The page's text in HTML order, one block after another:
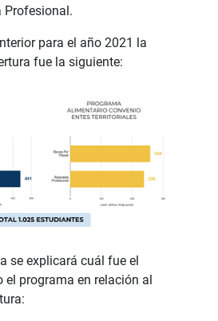
Profesional.
para el año 2021 la
fue la siguiente:
se explicará cuál fue el
el programa en relación al